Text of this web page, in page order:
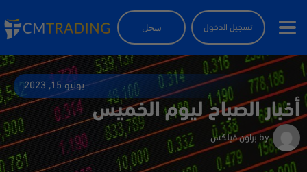
تسجيل الدخول سجل
يونيو 15, 2023
أخبار الصباح ليوم الخميس
by براون فيلكس